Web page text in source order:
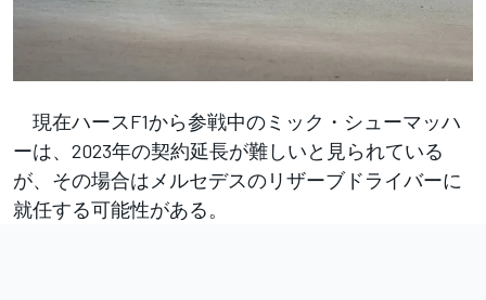
現在ハースF1から参戦中のミック・シューマッハ
ーは、2023年の契約延長が難しいと見られている
が、その場合はメルセデスのリザーブドライバーに
就任する可能性がある。